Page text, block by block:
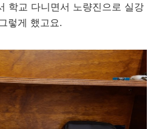
학교 다니면서 노량진으로 실강
렇게 했고요.